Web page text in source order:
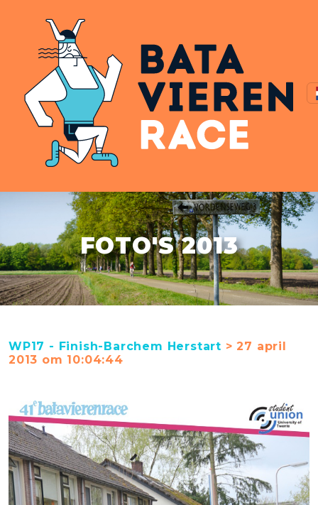
FOTO'S 2013
WP17 - Finish-Barchem Herstart > 27 april
2013 om 10:04:44